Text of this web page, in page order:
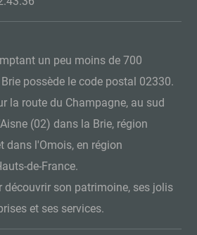
un peu moins de 700
possède le code postal 02330.
la route du Champagne, au sud
(02) dans la Brie, région
dans l'Omois, en région
de-France.
découvrir son patrimoine, ses jolis
et ses services.